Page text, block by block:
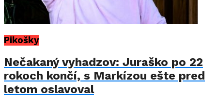
Pikošky
Nečakaný vyhadzov: Juraško po 22
rokoch končí, s Markízou ešte pred
letom oslavoval